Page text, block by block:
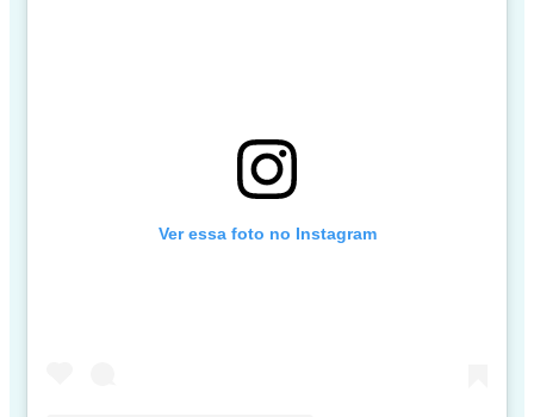
Ver essa foto no Instagram